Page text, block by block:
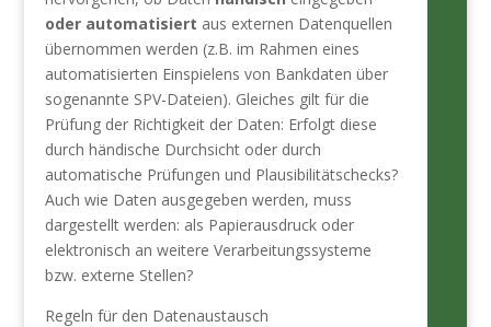
oder automatisiert aus externen Datenquellen
übernommen werden (z.B. im Rahmen eines
automatisierten Einspielens von Bankdaten über
sogenannte SPV-Dateien). Gleiches gilt für die
Prüfung der Richtigkeit der Daten: Erfolgt diese
durch händische Durchsicht oder durch
automatische Prüfungen und Plausibilitätschecks?
Auch wie Daten ausgegeben werden, muss
dargestellt werden: als Papierausdruck oder
elektronisch an weitere Verarbeitungssysteme
bzw. externe Stellen?
Regeln für den Datenaustausch